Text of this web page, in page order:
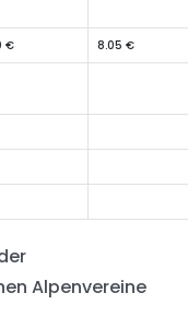
€ 8.05 €
Alpenvereine